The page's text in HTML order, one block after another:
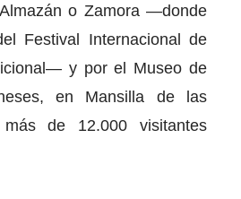
o Zamora —donde
Festival Internacional de
y por el Museo de
en Mansilla de las
de 12.000 visitantes